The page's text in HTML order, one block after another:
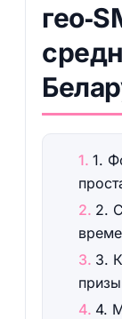
1.
2.
3.
4.